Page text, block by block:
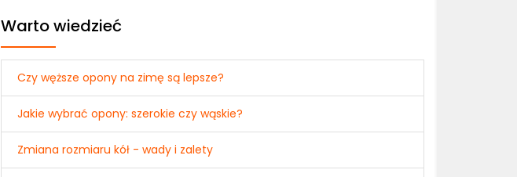
Warto wiedzieć
Czy węższe opony na zimę są lepsze?
Jakie wybrać opony: szerokie czy wąskie?
Zmiana rozmiaru kół - wady i zalety